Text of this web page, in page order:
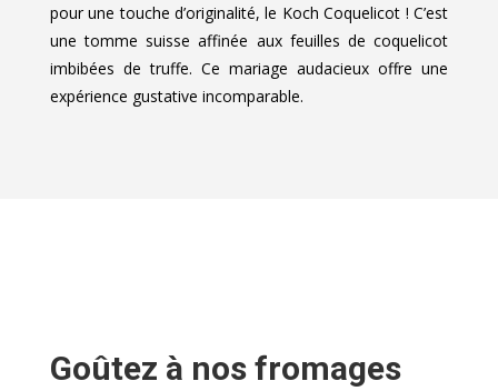
pour une touche d’originalité, le Koch Coquelicot ! C’est
une tomme suisse affinée aux feuilles de coquelicot
imbibées de truffe. Ce mariage audacieux offre une
expérience gustative incomparable.
Goûtez à nos fromages